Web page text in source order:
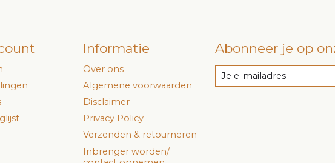
Informatie
Over ons
Algemene voorwaarden
Disclaimer
Privacy Policy
Verzenden & retourneren
Inbrenger worden/
Abonneer je op